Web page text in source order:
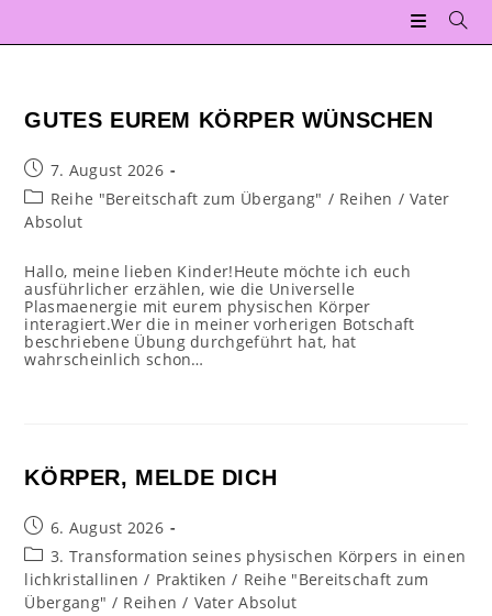
springen
GUTES EUREM KÖRPER WÜNSCHEN
Beitrag
veröffentlicht:
7. August 2026
Beitrags-
Kategorie:
Reihe "Bereitschaft zum Übergang" / Reihen / Vater
Absolut
Hallo, meine lieben Kinder!Heute möchte ich euch
ausführlicher erzählen, wie die Universelle
Plasmaenergie mit eurem physischen Körper
interagiert.Wer die in meiner vorherigen Botschaft
beschriebene Übung durchgeführt hat, hat
wahrscheinlich schon…
KÖRPER, MELDE DICH
Beitrag
veröffentlicht:
6. August 2026
Beitrags-
Kategorie:
3. Transformation seines physischen Körpers in einen
lichkristallinen / Praktiken / Reihe "Bereitschaft zum
Übergang" / Reihen / Vater Absolut